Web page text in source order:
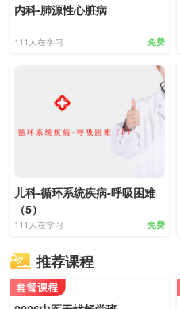
内科-肺源性心脏病
111人在学习 免费
儿科-循环系统疾病-呼吸困难
（5）
111人在学习 免费
推荐课程